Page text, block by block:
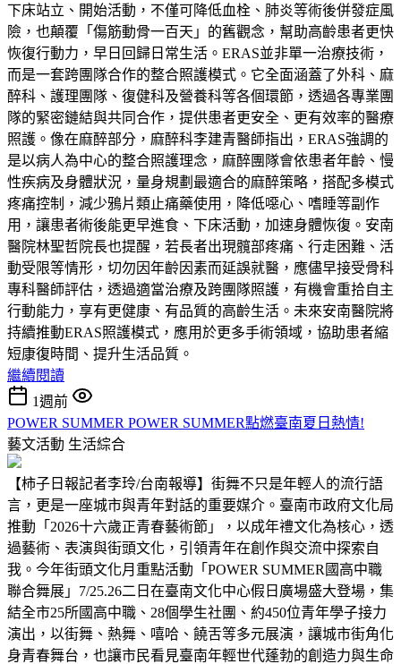
下床站立、開始活動，不僅可降低血栓、肺炎等術後併發症風
險，也顛覆「傷筋動骨一百天」的舊觀念，幫助高齡患者更快
恢復行動力，早日回歸日常生活。ERAS並非單一治療技術，
而是一套跨團隊合作的整合照護模式。它全面涵蓋了外科、麻
醉科、護理團隊、復健科及營養科等各個環節，透過各專業團
隊的緊密鏈結與共同合作，提供患者更安全、更有效率的醫療
照護。像在麻醉部分，麻醉科李建青醫師指出，ERAS強調的
是以病人為中心的整合照護理念，麻醉團隊會依患者年齡、慢
性疾病及身體狀況，量身規劃最適合的麻醉策略，搭配多模式
疼痛控制，減少鴉片類止痛藥使用，降低噁心、嗜睡等副作
用，讓患者術後能更早進食、下床活動，加速身體恢復。安南
醫院林聖哲院長也提醒，若長者出現髖部疼痛、行走困難、活
動受限等情形，切勿因年齡因素而延誤就醫，應儘早接受骨科
專科醫師評估，透過適當治療及跨團隊照護，有機會重拾自主
行動能力，享有更健康、有品質的高齡生活。未來安南醫院將
持續推動ERAS照護模式，應用於更多手術領域，協助患者縮
短康復時間、提升生活品質。
繼續閱讀
1週前
POWER SUMMER POWER SUMMER點燃臺南夏日熱情!
藝文活動 生活綜合
【柿子日報記者李玲/台南報導】街舞不只是年輕人的流行語
言，更是一座城市與青年對話的重要媒介。臺南市政府文化局
推動「2026十六歲正青春藝術節」，以成年禮文化為核心，透
過藝術、表演與街頭文化，引領青年在創作與交流中探索自
我。今年街頭文化月重點活動「POWER SUMMER國高中職
聯合舞展」7/25.26二日在臺南文化中心假日廣場盛大登場，集
結全市25所國高中職、28個學生社團、約450位青年學子接力
演出，以街舞、熱舞、嘻哈、饒舌等多元展演，讓城市街角化
身青春舞台，也讓市民看見臺南年輕世代蓬勃的創造力與生命